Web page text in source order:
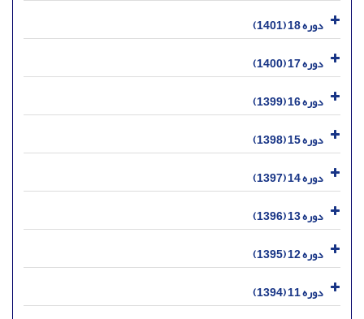
دوره 18 (1401)
دوره 17 (1400)
دوره 16 (1399)
دوره 15 (1398)
دوره 14 (1397)
دوره 13 (1396)
دوره 12 (1395)
دوره 11 (1394)